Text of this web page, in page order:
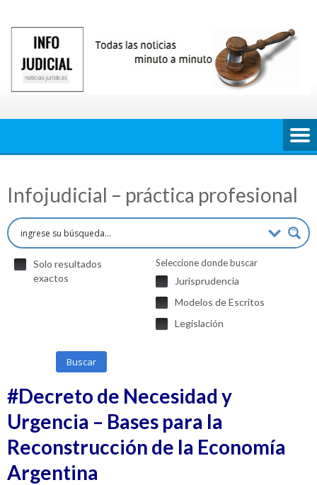
contenido
Infojudicial – práctica profesional
Solo resultados
exactos
Seleccione donde buscar
Jurisprudencia
Modelos de Escritos
Legislación
Buscar
#Decreto de Necesidad y
Urgencia – Bases para la
Reconstrucción de la Economía
Argentina